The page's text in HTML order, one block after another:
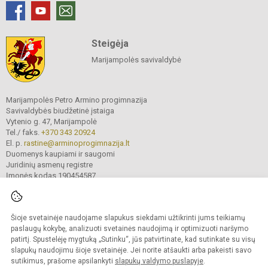
Šioje svetainėje naudojame slapukus siekdami užtikrinti jums teikiamų
paslaugų kokybę, analizuoti svetainės naudojimą ir optimizuoti naršymo
patirtį. Spustelėję mygtuką „Sutinku“, jūs patvirtinate, kad sutinkate su visų
slapukų naudojimu šioje svetainėje. Jei norite atšaukti arba pakeisti savo
sutikimus, prašome apsilankyti slapukų valdymo puslapyje.
Steigėja
Marijampolės savivaldybė
Marijampolės Petro Armino progimnazija
Savivaldybės biudžetinė įstaiga
Vytenio g. 47, Marijampolė
Tel./ faks. +370 343 20924
El. p. rastine@arminoprogimnazija.lt
Duomenys kaupiami ir saugomi
Juridinių asmenų registre
Įmonės kodas 190454587
© 2026. Marijampolės Petro Armino progimnazija. Visos teisės saugomos.
Kopijuoti turinį be raštiško įstaigos administracijos sutikimo griežtai draudžiama.
Prieinamumo paraiška Slapukų valdymas
Sumanus būdas atnaujinti